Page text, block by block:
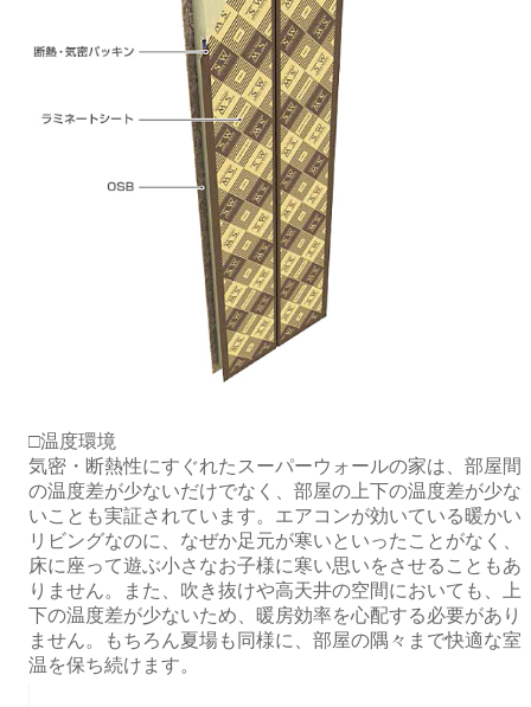
□温度環境
気密・断熱性にすぐれたスーパーウォールの家は、部屋間
の温度差が少ないだけでなく、部屋の上下の温度差が少な
いことも実証されています。エアコンが効いている暖かい
リビングなのに、なぜか足元が寒いといったことがなく、
床に座って遊ぶ小さなお子様に寒い思いをさせることもあ
りません。また、吹き抜けや高天井の空間においても、上
下の温度差が少ないため、暖房効率を心配する必要があり
ません。もちろん夏場も同様に、部屋の隅々まで快適な室
温を保ち続けます。